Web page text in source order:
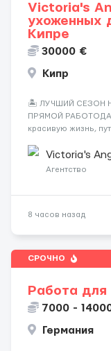
Victoria's
ухоженных
Кипре
30000 €
Кипр
🏝️ ЛУЧШИЙ СЕЗОН
ПРЯМОЙ
красивую жизнь,
Опытная команда с
клиентов (без ...
Victoria's
Агентство
8 часов назад
СРОЧНО
Работа
7000 -
Германия